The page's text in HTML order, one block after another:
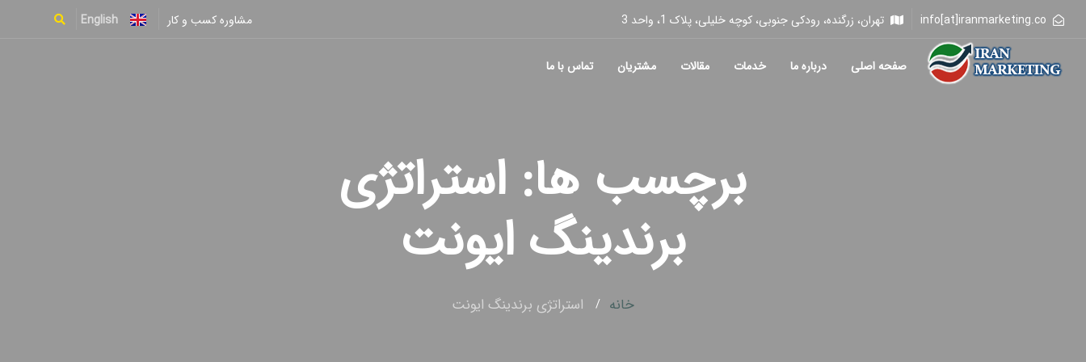
info[at]iranmarketing.co تهران، زرگنده، رودکی جنوبی، کوچه خلیلی، پلاک 1، واحد 3 مشاوره کسب و کار English
صفحه اصلی درباره ما خدمات مقالات مشتریان تماس با ما
برچسب ها: استراتژی
برندینگ ایونت
خانه استراتژی برندینگ ایونت